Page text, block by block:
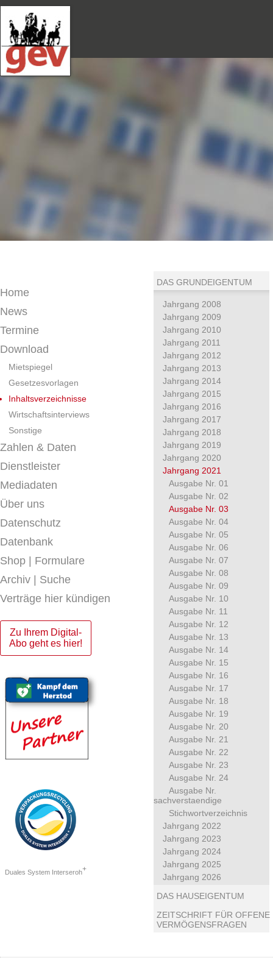
Home
News
Termine
Download
Mietspiegel
Gesetzesvorlagen
Inhaltsverzeichnisse
Wirtschaftsinterviews
Sonstige
Zahlen & Daten
Dienstleister
Mediadaten
Über uns
Datenschutz
Datenbank
Shop | Formulare
Archiv | Suche
Verträge hier kündigen
Zu Ihrem Digital-
Abo geht es hier!
Duales System Interseroh+
DAS GRUNDEIGENTUM
Jahrgang 2008
Jahrgang 2009
Jahrgang 2010
Jahrgang 2011
Jahrgang 2012
Jahrgang 2013
Jahrgang 2014
Jahrgang 2015
Jahrgang 2016
Jahrgang 2017
Jahrgang 2018
Jahrgang 2019
Jahrgang 2020
Jahrgang 2021
Ausgabe Nr. 01
Ausgabe Nr. 02
Ausgabe Nr. 03
Ausgabe Nr. 04
Ausgabe Nr. 05
Ausgabe Nr. 06
Ausgabe Nr. 07
Ausgabe Nr. 08
Ausgabe Nr. 09
Ausgabe Nr. 10
Ausgabe Nr. 11
Ausgabe Nr. 12
Ausgabe Nr. 13
Ausgabe Nr. 14
Ausgabe Nr. 15
Ausgabe Nr. 16
Ausgabe Nr. 17
Ausgabe Nr. 18
Ausgabe Nr. 19
Ausgabe Nr. 20
Ausgabe Nr. 21
Ausgabe Nr. 22
Ausgabe Nr. 23
Ausgabe Nr. 24
Ausgabe Nr.
sachverstaendige
Stichwortverzeichnis
Jahrgang 2022
Jahrgang 2023
Jahrgang 2024
Jahrgang 2025
Jahrgang 2026
DAS HAUSEIGENTUM
ZEITSCHRIFT FÜR OFFENE
VERMÖGENSFRAGEN